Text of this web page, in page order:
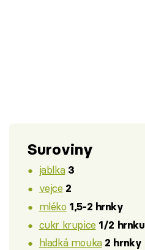
Suroviny
jablka 3
vejce 2
mléko 1,5-2 hrnky
cukr krupice 1/2 hrnku
hladká mouka 2 hrnky